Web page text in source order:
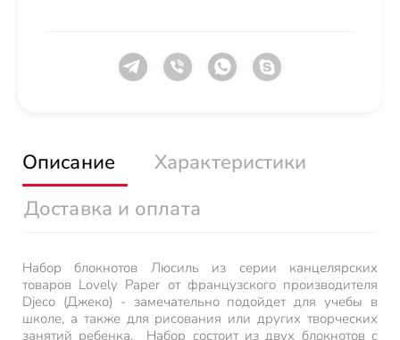
Описание
Характеристики
Доставка и оплата
Набор блокнотов Люсиль из серии канцелярских
товаров Lovely Paper от французского производителя
Djeco (Джеко) - замечательно подойдет для учебы в
школе, а также для рисования или других творческих
занятий ребенка. Набор состоит из двух блокнотов с